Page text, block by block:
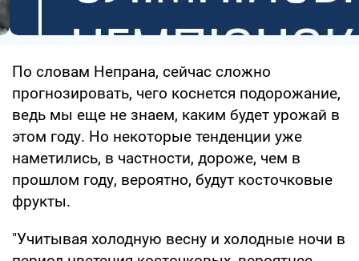
По словам Непрана, сейчас сложно
прогнозировать, чего коснется подорожание,
ведь мы еще не знаем, каким будет урожай в
этом году. Но некоторые тенденции уже
наметились, в частности, дороже, чем в
прошлом году, вероятно, будут косточковые
фрукты.
"Учитывая холодную весну и холодные ночи в